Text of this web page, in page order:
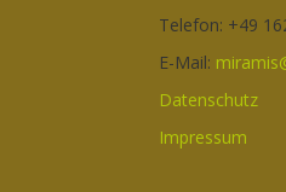
Telefon: +49
E-Mail:
Datenschutz
Impressum